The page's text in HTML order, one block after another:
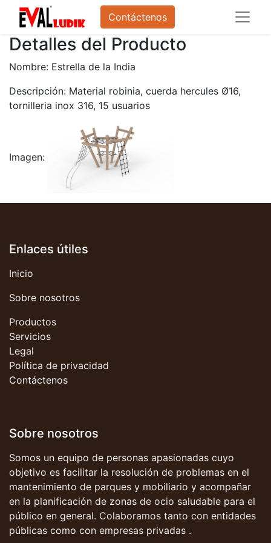
Contáctenos
Detalles del Producto
Nombre: Estrella de la India
Descripción: Material robinia, cuerda hercules Ø16,
tornilleria inox 316, 15 usuarios
Imagen:
Enlaces útiles
Inicio
Sobre nosotros
Productos
Servicios
Legal
Política de privacidad
Contáctenos
Sobre nosotros
Somos un equipo de personas apasionadas cuyo
objetivo es facilitar la resolución de problemas en el
mantenimiento de parques y mobiliario y acompañar
en la planificación de zonas de ocio saludable para el
público en general. Colaboramos tanto con entidades
públicas como con empresas privadas .